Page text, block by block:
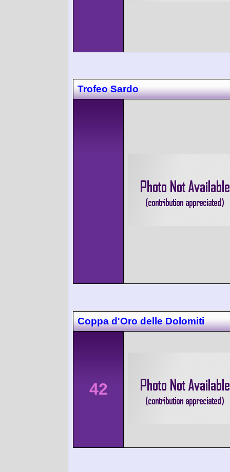
Trofeo Sardo
Coppa d'Oro delle Dolomiti
42